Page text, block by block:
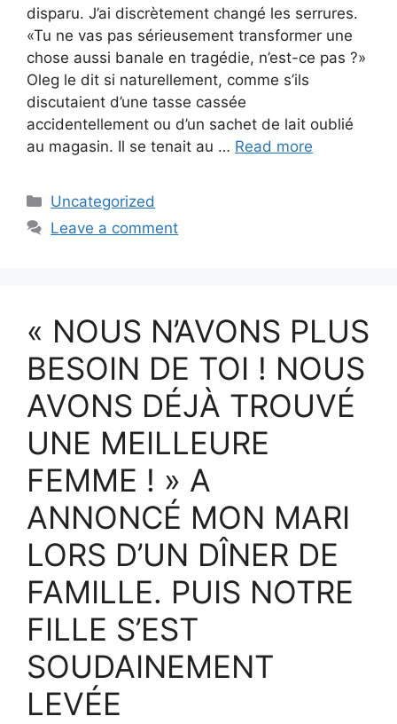
disparu. J’ai discrètement changé les serrures.
«Tu ne vas pas sérieusement transformer une
chose aussi banale en tragédie, n’est-ce pas ?»
Oleg le dit si naturellement, comme s’ils
discutaient d’une tasse cassée
accidentellement ou d’un sachet de lait oublié
au magasin. Il se tenait au … Read more
Categories
Uncategorized
Leave a comment
« NOUS N’AVONS PLUS
BESOIN DE TOI ! NOUS
AVONS DÉJÀ TROUVÉ
UNE MEILLEURE
FEMME ! » A
ANNONCÉ MON MARI
LORS D’UN DÎNER DE
FAMILLE. PUIS NOTRE
FILLE S’EST
SOUDAINEMENT
LEVÉE